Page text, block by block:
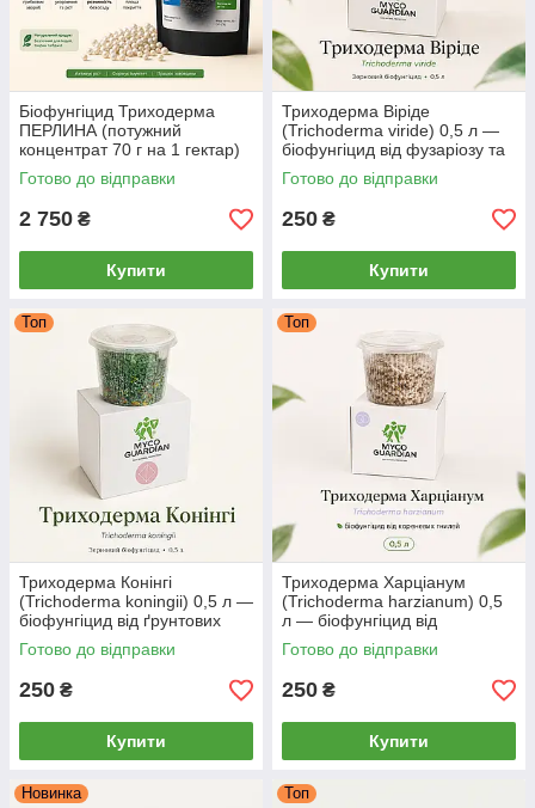
Біофунгіцид Триходерма
ПЕРЛИНА (потужний
концентрат 70 г на 1 гектар)
– MYCO GUARDIAN,
укорінювач та стимулятор
Готово до відправки
2 750 ₴
Купити
Триходерма Віріде
(Trichoderma viride) 0,5 л —
біофунгіцид від фузаріозу та
гнилей, зерновий міцелій
MYCO GUARDIAN
Готово до відправки
250 ₴
Купити
Топ
Триходерма Конінгі
(Trichoderma koningii) 0,5 л —
біофунгіцид від ґрунтових
хвороб, зерновий міцелій
MYCO GUARDIAN
Готово до відправки
250 ₴
Купити
Топ
Триходерма Харціанум
(Trichoderma harzianum) 0,5
л — біофунгіцид від
кореневих гнилей, зерновий
міцелій MYCO GUARDIAN
Готово до відправки
250 ₴
Купити
Новинка Топ